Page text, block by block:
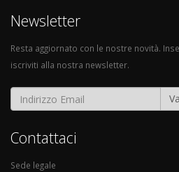
Newsletter
Resta aggiornato con le nostre novità.
iscriviti alla nostra newsletter.
Contattaci
Sede legale